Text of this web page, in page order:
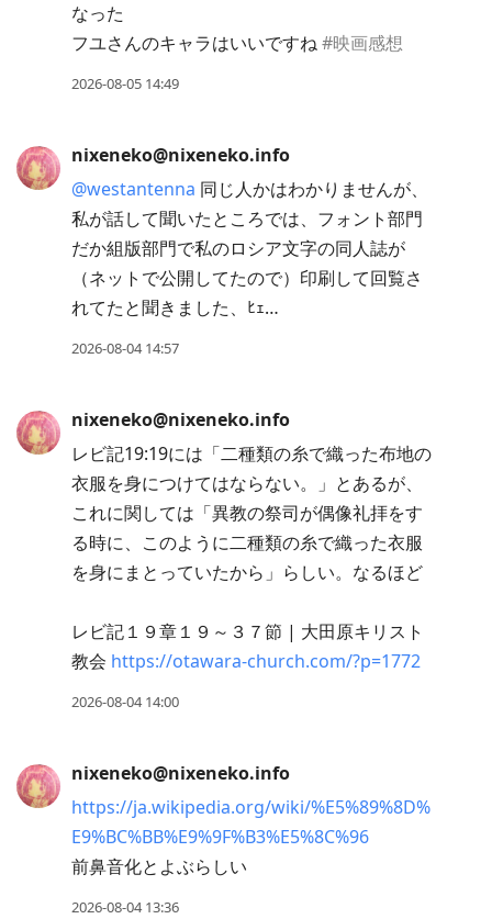
なった
フユさんのキャラはいいですね#映画感想
2026-08-05 14:49
nixeneko@nixeneko.info
@westantenna 同じ人かはわかりませんが、
私が話して聞いたところでは、フォント部門
だか組版部門で私のロシア文字の同人誌が
（ネットで公開してたので）印刷して回覧さ
れてたと聞きました、ﾋｪ…
2026-08-04 14:57
nixeneko@nixeneko.info
レビ記19:19には「二種類の糸で織った布地の
衣服を身につけてはならない。」とあるが、
これに関しては「異教の祭司が偶像礼拝をす
る時に、このように二種類の糸で織った衣服
を身にまとっていたから」らしい。なるほど
レビ記１９章１９～３７節 | 大田原キリスト
教会 https://otawara-church.com/?p=1772
2026-08-04 14:00
nixeneko@nixeneko.info
https://ja.wikipedia.org/wiki/%E5%89%8D%
E9%BC%BB%E9%9F%B3%E5%8C%96
前鼻音化とよぶらしい
2026-08-04 13:36